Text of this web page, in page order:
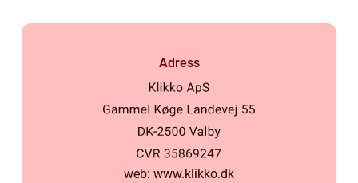
Adress
web: www.klikko.dk